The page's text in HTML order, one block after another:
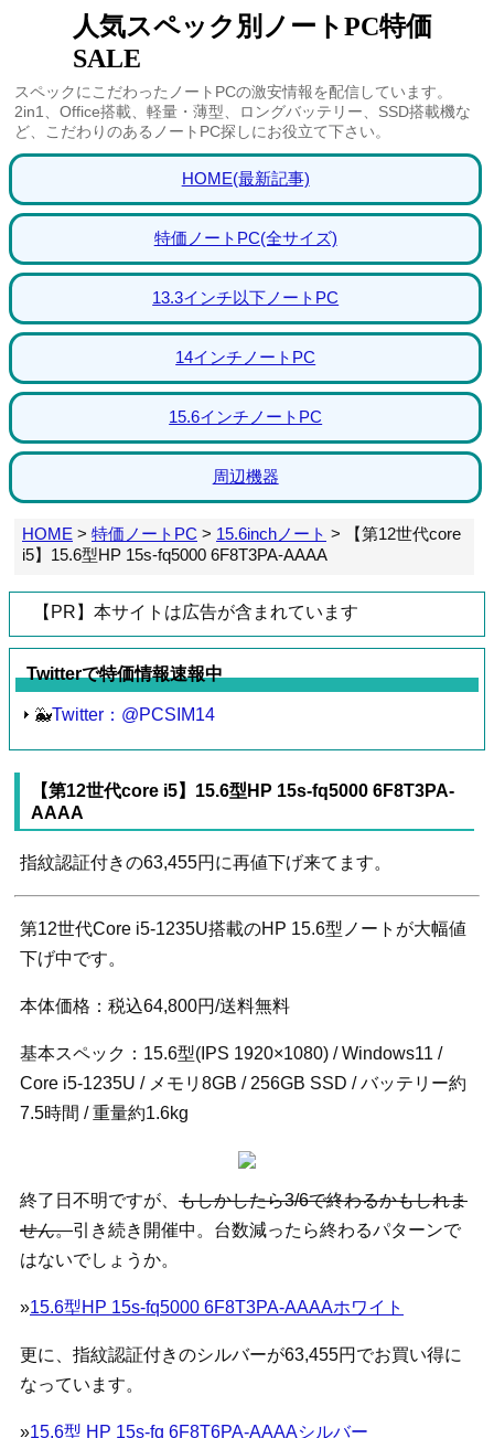
人気スペック別ノートPC特価
SALE
スペックにこだわったノートPCの激安情報を配信しています。
2in1、Office搭載、軽量・薄型、ロングバッテリー、SSD搭載機な
ど、こだわりのあるノートPC探しにお役立て下さい。
HOME(最新記事)
特価ノートPC(全サイズ)
13.3インチ以下ノートPC
14インチノートPC
15.6インチノートPC
周辺機器
HOME > 特価ノートPC > 15.6inchノート >
【第12世代core
i5】15.6型HP 15s-fq5000 6F8T3PA-AAAA
【PR】本サイトは広告が含まれています
Twitterで特価情報速報中
🐳Twitter：@PCSIM14
【第12世代core i5】15.6型HP 15s-fq5000 6F8T3PA-
AAAA
指紋認証付きの63,455円に再値下げ来てます。
第12世代Core i5-1235U搭載のHP 15.6型ノートが大幅値
下げ中です。
本体価格：税込64,800円/送料無料
基本スペック：15.6型(IPS 1920×1080) / Windows11 /
Core i5-1235U / メモリ8GB / 256GB SSD / バッテリー約
7.5時間 / 重量約1.6kg
終了日不明ですが、 もしかしたら3/6で終わるかもしれま
せん。引き続き開催中。台数減ったら終わるパターンで
はないでしょうか。
»15.6型HP 15s-fq5000 6F8T3PA-AAAAホワイト
更に、指紋認証付きのシルバーが63,455円でお買い得に
なっています。
»15.6型 HP 15s-fq 6F8T6PA-AAAAシルバー